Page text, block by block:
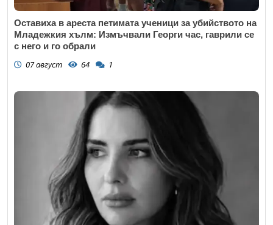
Оставиха в ареста петимата ученици за убийството на
Младежкия хълм: Измъчвали Георги час, гаврили се
с него и го обрали
07 август 64 1